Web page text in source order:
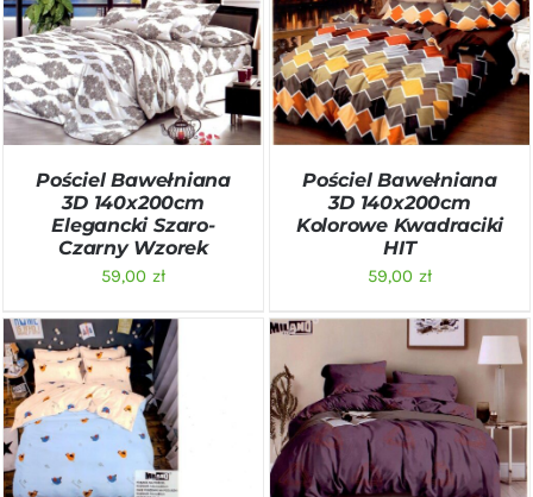
DODAJ DO KOSZYKA
/
SZCZEGÓŁY
Pościel Bawełniana
3D 140x200cm
Elegancki Szaro-
Czarny Wzorek
59,00 zł
DODAJ DO KOSZYKA
/
SZCZEGÓŁY
Pościel Bawełniana
3D 140x200cm
Kolorowe Kwadraciki
HIT
59,00 zł
DODAJ DO KOSZYKA
SZCZEGÓŁY
DODAJ DO KOSZYKA
/
SZCZEGÓŁY